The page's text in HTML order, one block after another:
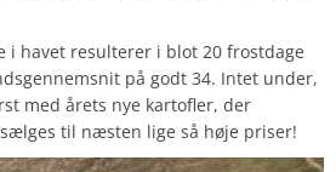
i havet resulterer i blot 20 frostdage
på godt 34. Intet under,
med årets nye kartofler, der
til næsten lige så høje priser!